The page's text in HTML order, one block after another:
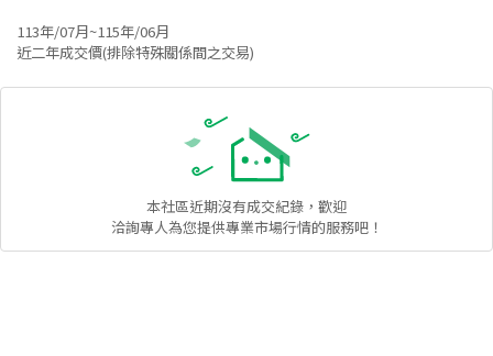
113年/07月~115年/06月
近二年成交價(排除特殊關係間之交易)
本社區近期沒有成交紀錄，歡迎
洽詢專人為您提供專業市場行情的服務吧！